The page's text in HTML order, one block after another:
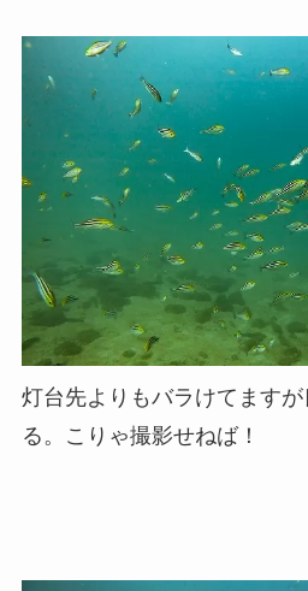
灯台先よりもバラけてます
る。こりゃ撮影せねば！